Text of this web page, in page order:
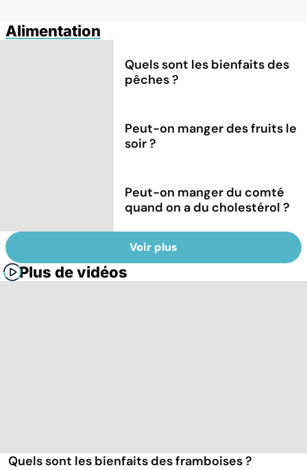
Alimentation
Quels sont les bienfaits des
pêches ?
Peut-on manger des fruits le
soir ?
Peut-on manger du comté
quand on a du cholestérol ?
Voir plus
Plus de vidéos
Quels sont les bienfaits des framboises ?